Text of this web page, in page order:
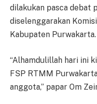
dilakukan pasca debat
diselenggarakan
Kabupaten Purwakarta.
“Alhamdulillah hari ini
FSP RTMM
anggota,” papar Om